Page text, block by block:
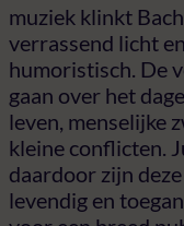
muziek klinkt Bach
verrassend licht en
humoristisch. De
gaan over het
leven, menselijke
kleine conflicten.
daardoor zijn
levendig en